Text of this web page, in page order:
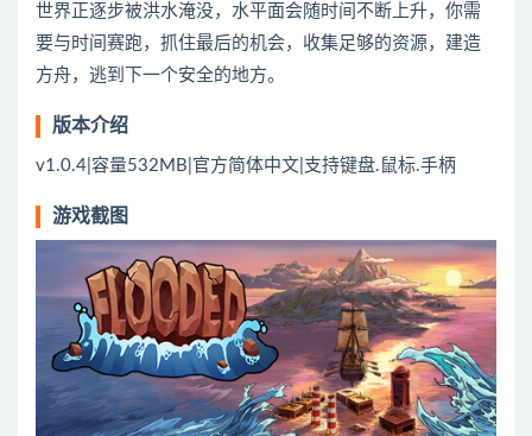
世界正逐步被洪水淹没，水平面会随时间不断上升，你需
要与时间赛跑，抓住最后的机会，收集足够的资源，建造
方舟，逃到下一个安全的地方。
版本介绍
v1.0.4|容量532MB|官方简体中文|支持键盘.鼠标.手柄
游戏截图